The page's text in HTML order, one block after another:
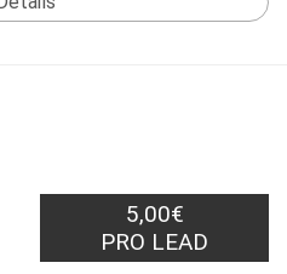
5,00€
PRO LEAD